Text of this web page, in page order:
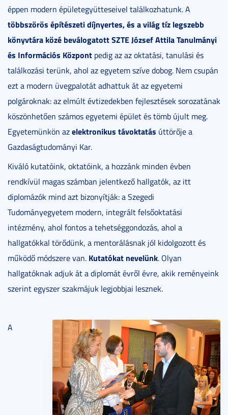
éppen modern épületegyütteseivel találkozhatunk. A
többszörös építészeti díjnyertes, és a világ tíz legszebb
könyvtára közé beválogatott SZTE József Attila Tanulmányi
és Információs Központ pedig az az oktatási, tanulási és
találkozási terünk, ahol az egyetem szíve dobog. Nem csupán
ezt a modern üvegpalotát adhattuk át az egyetemi
polgároknak: az elmúlt évtizedekben fejlesztések sorozatának
köszönhetően számos egyetemi épület és tömb újult meg.
Egyetemünkön azelektronikus távoktatás úttörője a
Gazdaságtudományi Kar.
Kiváló kutatóink, oktatóink, a hozzánk minden évben
rendkívül magas számban jelentkező hallgatók, az itt
diplomázók mind azt bizonyítják: a Szegedi
Tudományegyetem modern, integrált felsőoktatási
intézmény, ahol fontos a tehetséggondozás, ahol a
hallgatókkal törődünk, a mentorálásnak jól kidolgozott és
működő módszere van. Kutatókat nevelünk. Olyan
hallgatóknak adjuk át a diplomát évről évre, akik reményeink
szerint egyszer szakmájuk legjobbjai lesznek.
A